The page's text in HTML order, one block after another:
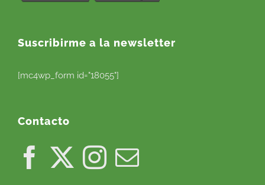
Suscribirme a la newsletter
[mc4wp_form id="18055"]
Contacto